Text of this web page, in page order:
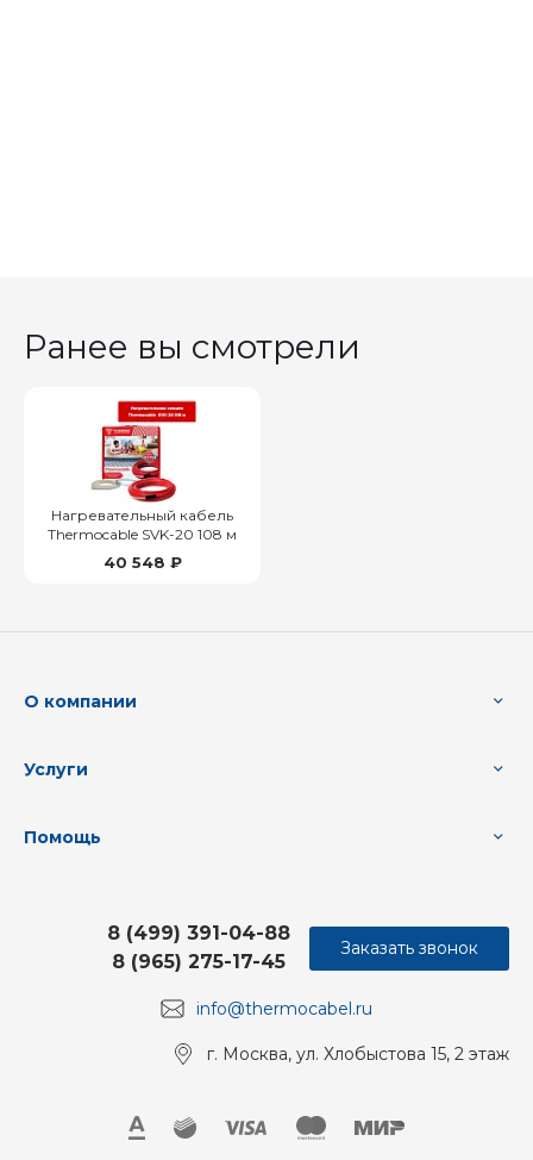
Ранее вы смотрели
Нагревательный кабель
Thermocable SVK-20 108 м
40 548 ₽
О компании
Услуги
Помощь
info@thermocabel.ru
8 (499) 391-04-88
8 (965) 275-17-45
г. Москва, ул. Хлобыстова 15, 2 этаж
Заказать звонок